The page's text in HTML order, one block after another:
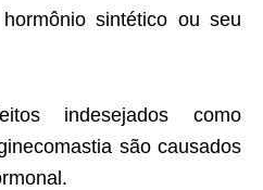
sintético ou seu
indesejados como
são causados